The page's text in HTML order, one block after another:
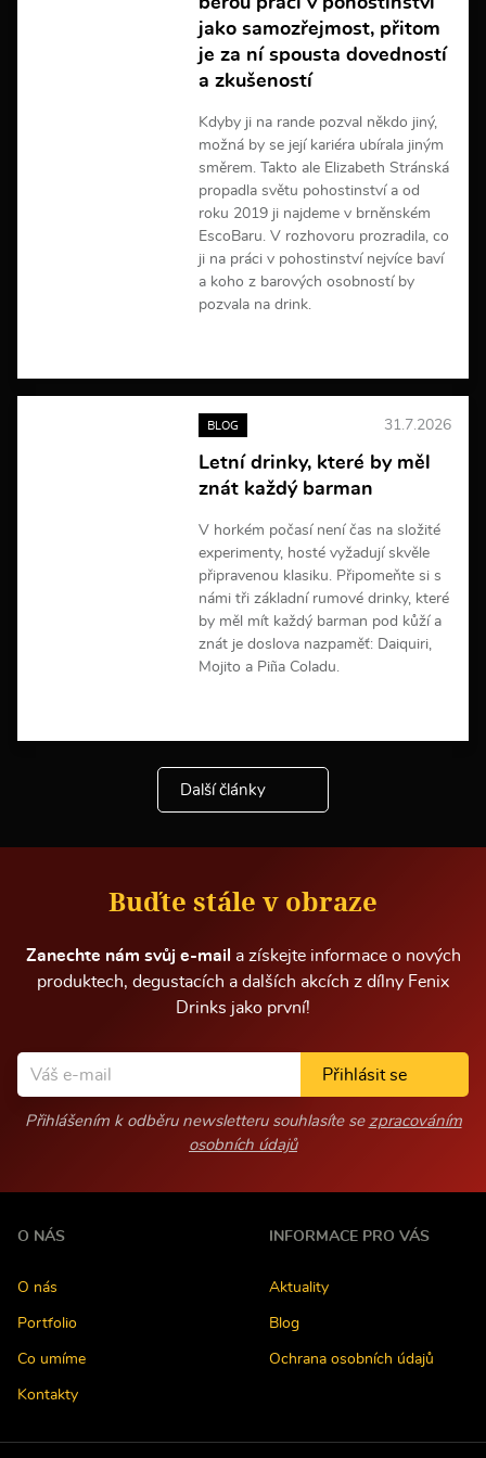
r
a
c
jako samozřejmost, přitom
je za ní spousta dovedností
a zkušeností
Kdyby ji na rande pozval někdo jiný,
možná by se její kariéra ubírala jiným
směrem. Takto ale Elizabeth Stránská
propadla světu pohostinství a od
roku 2019 ji najdeme v brněnském
EscoBaru. V rozhovoru prozradila, co
ji na práci v pohostinství nejvíce baví
a koho z barových osobností by
pozvala na drink.
e
i
f
o
m
a
c
í
BLOG 31.7.2026
Letní drinky, které by měl
znát každý barman
V horkém počasí není čas na složité
experimenty, hosté vyžadují skvěle
připravenou klasiku. Připomeňte si s
námi tři základní rumové drinky, které
by měl mít každý barman pod kůží a
znát je doslova nazpaměť: Daiquiri,
Mojito a Piña Coladu.
e
i
n
o
m
a
Další články
Buďte stále v obraze
Zanechte nám svůj e-mail
a získejte informace o nových
produktech, degustacích a dalších akcích z dílny Fenix
Drinks jako první!
Přihlásit se
Přihlášením k odběru newsletteru souhlasíte se zpracováním
osobních údajů
O NÁS
O nás
Portfolio
Co umíme
Kontakty
INFORMACE PRO VÁS
Aktuality
Blog
Ochrana osobních údajů